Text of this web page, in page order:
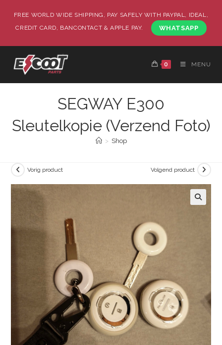
FREE WORLD WIDE SHIPPING, PAY SAFELY WITH PAYPAL, IDEAL,
CREDIT CARD, BANCONTACT & APPLE PAY.
WHATSAPP
0 MENU
SEGWAY E300
Sleutelkopie (Verzend Foto)
> Shop
Vorig product Volgend product